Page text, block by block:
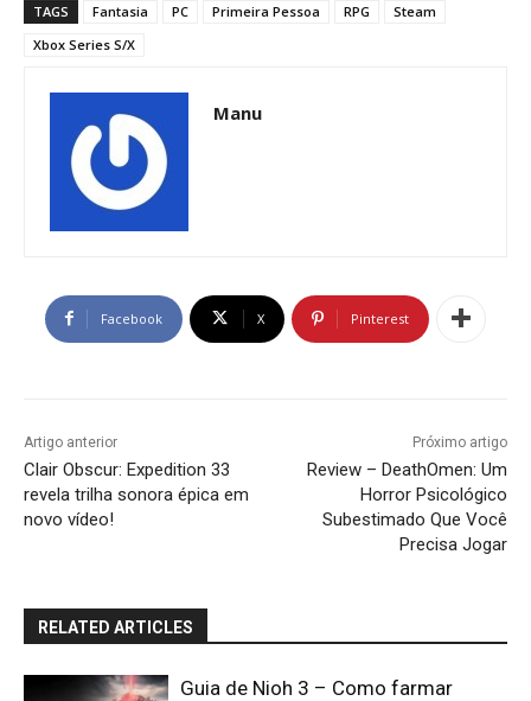
TAGS Fantasia PC Primeira Pessoa RPG
Steam
Xbox Series S/X
Manu
Facebook X Pinterest
Artigo anterior
Clair Obscur: Expedition 33
revela trilha sonora épica em
novo vídeo!
Próximo artigo
Review – DeathOmen: Um
Horror Psicológico
Subestimado Que Você
Precisa Jogar
RELATED ARTICLES
Guia de Nioh 3 – Como farmar